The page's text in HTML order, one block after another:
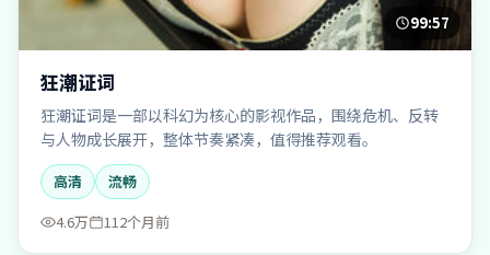
99:57
狂潮证词
狂潮证词是一部以科幻为核心的影视作品，围绕危机、反转
与人物成长展开，整体节奏紧凑，值得推荐观看。
高清
流畅
4.6万
112个月前